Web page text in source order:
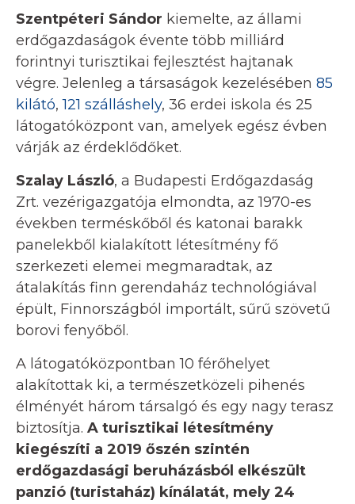
Szentpéteri Sándor kiemelte, az állami
erdőgazdaságok évente több milliárd
forintnyi turisztikai fejlesztést hajtanak
végre. Jelenleg a társaságok kezelésében 85
kilátó,121 szálláshely, 36 erdei iskola és 25
látogatóközpont van, amelyek egész évben
várják az érdeklődőket.
Szalay László, a Budapesti Erdőgazdaság
Zrt. vezérigazgatója elmondta, az 1970-es
években terméskőből és katonai barakk
panelekből kialakított létesítmény fő
szerkezeti elemei megmaradtak, az
átalakítás finn gerendaház technológiával
épült, Finnországból importált, sűrű szövetű
borovi fenyőből.
A látogatóközpontban 10 férőhelyet
alakítottak ki, a természetközeli pihenés
élményét három társalgó és egy nagy terasz
biztosítja. A turisztikai létesítmény
kiegészíti a 2019 őszén szintén
erdőgazdasági beruházásból elkészült
panzió (turistaház) kínálatát, mely 24